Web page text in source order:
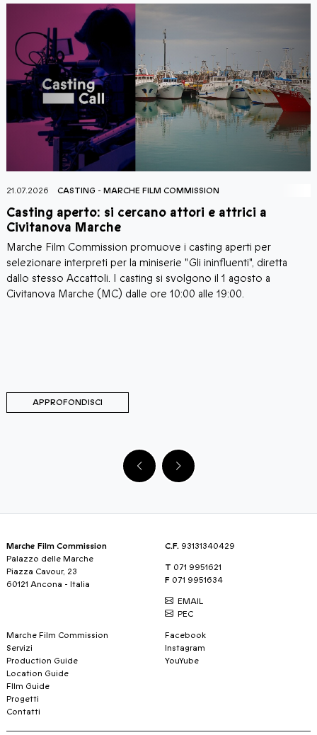
21.07.2026 CASTING - MARCHE FILM COMMISSION
Casting aperto: si cercano attori e attrici a
Civitanova Marche
Marche Film Commission promuove i casting aperti per
selezionare interpreti per la miniserie "Gli ininfluenti", diretta
dallo stesso Accattoli. I casting si svolgono il 1 agosto a
Civitanova Marche (MC) dalle ore 10:00 alle 19:00.
APPROFONDISCI
Marche Film Commission
Palazzo delle Marche
Piazza Cavour, 23
60121 Ancona - Italia
C.F. 93131340429
T 071 9951621
F 071 9951634
EMAIL
PEC
Marche Film Commission
Servizi
Production Guide
Location Guide
FIlm Guide
Progetti
Contatti
Facebook
Instagram
YouYube